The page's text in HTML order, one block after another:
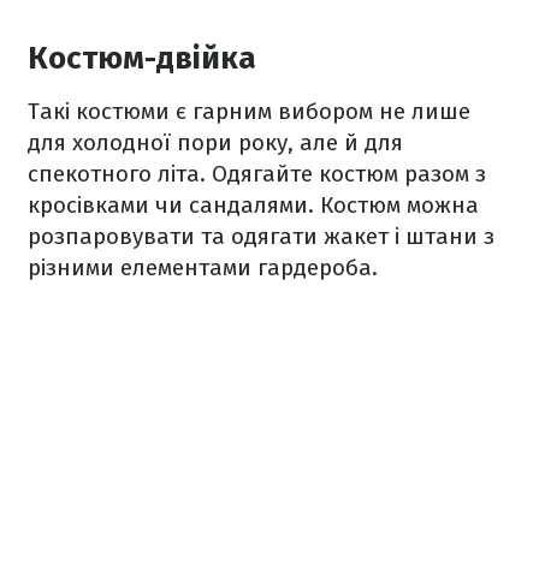
Костюм-двійка
Такі костюми є гарним вибором не лише
для холодної пори року, але й для
спекотного літа. Одягайте костюм разом з
кросівками чи сандалями. Костюм можна
розпаровувати та одягати жакет і штани з
різними елементами гардероба.